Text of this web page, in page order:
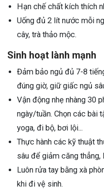
Hạn chế chất kích thích
Uống đủ 2 lít nước mỗi
cây, trà thảo mộc.
Sinh hoạt lành mạnh
Đảm bảo ngủ đủ 7-8
đúng giờ, giữ giấc ngủ
Vận động nhẹ nhàng 30
ngày/tuần. Chọn các bài
yoga, đi bộ, bơi lội...
Thực hành các kỹ thuật
sâu để giảm căng thẳng,
Luôn rửa tay bằng xà
khi đi vệ sinh.